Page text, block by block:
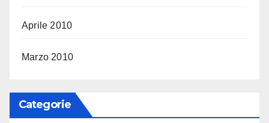
Aprile 2010
Marzo 2010
Categorie